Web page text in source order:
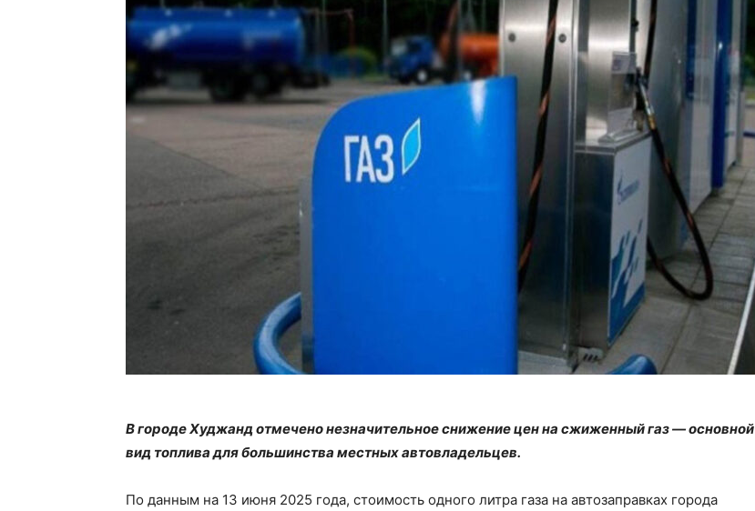
В городе Худжанд отмечено незначительное снижение цен на сжиженный газ — основной
вид топлива для большинства местных автовладельцев.
По данным на 13 июня 2025 года, стоимость одного литра газа на автозаправках города